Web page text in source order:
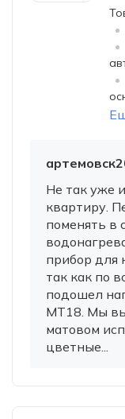
Не так уже
квартиру.
поменять в
прибор для
так как по
подошел
MT18. Мы
матовом
цветные...